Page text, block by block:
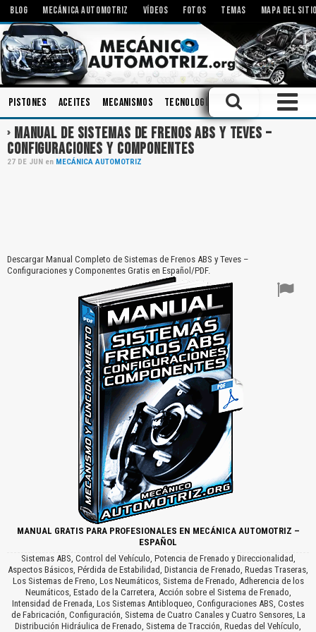
BLOG MECÁNICA AUTOMOTRIZ VÍDEOS FOTOS TEMAS MAPA DEL
Pistones Aceites Mecanismos Tecnologías Bombas Talleres
MANUAL DE SISTEMAS DE FRENOS ABS Y TEVES –
CONFIGURACIONES Y COMPONENTES
27 DE JUN en MECÁNICA AUTOMOTRIZ
Descargar Manual Completo de Sistemas de Frenos ABS y Teves –
Configuraciones y Componentes Gratis en Español/PDF.
MANUAL GRATIS PARA PROFESIONALES EN MECÁNICA AUTOMOTRIZ –
ESPAÑOL
Sistemas ABS, Control del Vehículo, Potencia de Frenado y Direccionalidad,
Aspectos Básicos, Pérdida de Estabilidad, Distancia de Frenado, Ruedas Traseras,
Los Sistemas de Freno, Los Neumáticos, Sistema de Frenado, Adherencia de los
Neumáticos, Estado de la Carretera, Acción sobre el Sistema de Frenado,
Intensidad de Frenada, Los Sistemas Antibloqueo, Configuraciones ABS, Costes
de Fabricación, Configuración, Sistema de Cuatro Canales y Cuatro Sensores, La
Distribución Hidráulica de Frenado, Sistema de Tracción, Ruedas del Vehículo,